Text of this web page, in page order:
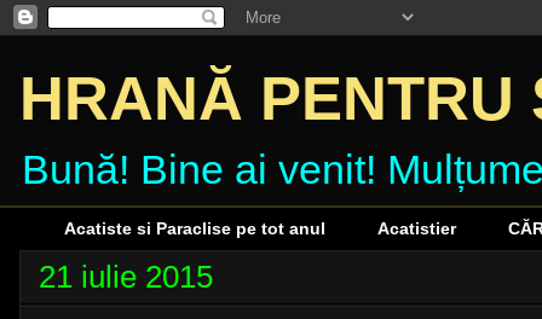
HRANĂ PENTRU
Bună! Bine ai venit!
Acatiste si Paraclise pe tot anul Acatistier
21 iulie 2015